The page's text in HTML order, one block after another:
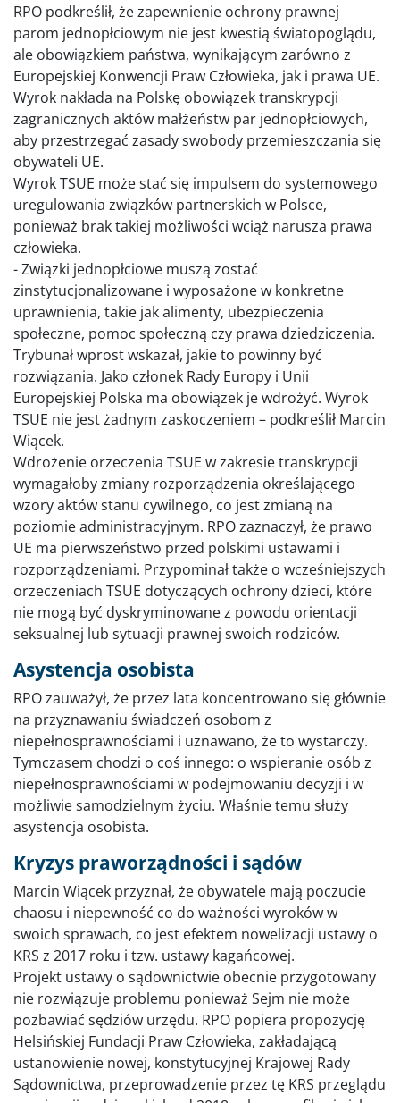
RPO podkreślił, że zapewnienie ochrony prawnej
parom jednopłciowym nie jest kwestią światopoglądu,
ale obowiązkiem państwa, wynikającym zarówno z
Europejskiej Konwencji Praw Człowieka, jak i prawa UE.
Wyrok nakłada na Polskę obowiązek transkrypcji
zagranicznych aktów małżeństw par jednopłciowych,
aby przestrzegać zasady swobody przemieszczania się
obywateli UE.
Wyrok TSUE może stać się impulsem do systemowego
uregulowania związków partnerskich w Polsce,
ponieważ brak takiej możliwości wciąż narusza prawa
człowieka.
- Związki jednopłciowe muszą zostać
zinstytucjonalizowane i wyposażone w konkretne
uprawnienia, takie jak alimenty, ubezpieczenia
społeczne, pomoc społeczną czy prawa dziedziczenia.
Trybunał wprost wskazał, jakie to powinny być
rozwiązania. Jako członek Rady Europy i Unii
Europejskiej Polska ma obowiązek je wdrożyć. Wyrok
TSUE nie jest żadnym zaskoczeniem – podkreślił Marcin
Wiącek.
Wdrożenie orzeczenia TSUE w zakresie transkrypcji
wymagałoby zmiany rozporządzenia określającego
wzory aktów stanu cywilnego, co jest zmianą na
poziomie administracyjnym. RPO zaznaczył, że prawo
UE ma pierwszeństwo przed polskimi ustawami i
rozporządzeniami. Przypominał także o wcześniejszych
orzeczeniach TSUE dotyczących ochrony dzieci, które
nie mogą być dyskryminowane z powodu orientacji
seksualnej lub sytuacji prawnej swoich rodziców.
Asystencja osobista
RPO zauważył, że przez lata koncentrowano się głównie
na przyznawaniu świadczeń osobom z
niepełnosprawnościami i uznawano, że to wystarczy.
Tymczasem chodzi o coś innego: o wspieranie osób z
niepełnosprawnościami w podejmowaniu decyzji i w
możliwie samodzielnym życiu. Właśnie temu służy
asystencja osobista.
Kryzys praworządności i sądów
Marcin Wiącek przyznał, że obywatele mają poczucie
chaosu i niepewność co do ważności wyroków w
swoich sprawach, co jest efektem nowelizacji ustawy o
KRS z 2017 roku i tzw. ustawy kagańcowej.
Projekt ustawy o sądownictwie obecnie przygotowany
nie rozwiązuje problemu ponieważ Sejm nie może
pozbawiać sędziów urzędu. RPO popiera propozycję
Helsińskiej Fundacji Praw Człowieka, zakładającą
ustanowienie nowej, konstytucyjnej Krajowej Rady
Sądownictwa, przeprowadzenie przez tę KRS przeglądu